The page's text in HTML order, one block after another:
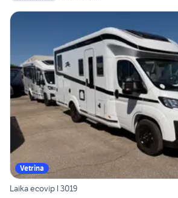
Vetrina
Laika ecovip l 3019